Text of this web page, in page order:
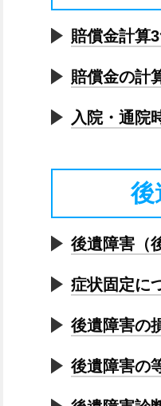
賠償金計算
賠償金の計
入院・通院
後
後遺障害（
症状固定に
後遺障害の
後遺障害の